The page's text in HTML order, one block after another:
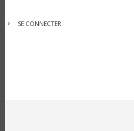
MENU
SE CONNECTER